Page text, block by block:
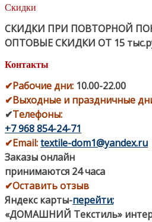
Скидки
СКИДКИ ПРИ ПОВТОРНОЙ
ОПТОВЫЕ СКИДКИ ОТ 15
Контакты
✔Рабочие дни: 10.00-22.00
✔Выходные и праздничные
✔Телефоны:
+7 968 854-24-71
✔Email:textile-dom1@yandex.ru
Заказы онлайн
принимаются 24 часа
✔Оставить отзыв
Яндекс карты-перейти;
«ДОМАШНИЙ Текстиль»